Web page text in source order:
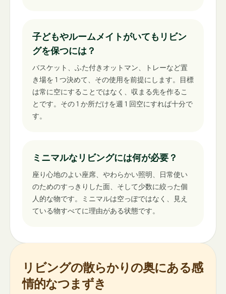
子どもやルームメイトがいてもリビン
グを保つには？
バスケット、ふた付きオットマン、トレーなど置
き場を 1 つ決めて、その使用を前提にします。目標
は常に空にすることではなく、収まる先を作るこ
とです。その 1 か所だけを週 1 回空にすれば十分で
す。
ミニマルなリビングには何が必要？
座り心地のよい座席、やわらかい照明、日常使い
のためのすっきりした面、そして少数に絞った個
人的な物です。ミニマルは空っぽではなく、見え
ている物すべてに理由がある状態です。
リビングの散らかりの奥にある感
情的なつまずき